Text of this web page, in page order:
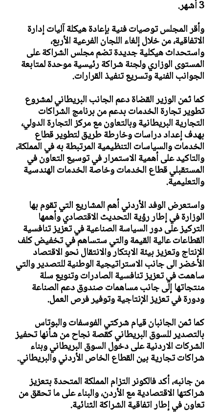
3 أشهر.
وأقر المجلس توصيات فنية بإعادة هيكلة آليات إدارة
الاتفاقية، من خلال إلغاء اللجان الفرعية الأربع،
واستحداث هيكلية جديدة تضم مجلس الشراكة على
المستوى الوزاري ولجنة شراكة رئيسية موحدة لمتابعة
الجوانب الفنية وتسريع تنفيذ القرارات.
كما ثمن الوزير القضاة دعم الجانب البريطاني لمشروع
تطوير تجارة الخدمات بدعم من برنامج الشراكات
التجارية البريطانية وبالتعاون مع مركز التجارة الدولي،
بهدف إعداد دراسات وخارطة طريق لتطوير قطاع
الخدمات والسياسات التنظيمية المرتبطة به في المملكة،
والتاكيد على أهمية الاستمرار في توسيع التعاون في
المستقبلي قطاع الخدمات وخاصة الخدمات الهندسية
والتعليمية.
واستعرض الوفد الأردني أهم المشاريع التي تقوم بها
الوزارة في إطار رؤية التحديث الاقتصادي وأهمها
التركيز على دور السياسة الصناعية في تعزيز تنافسية
القطاعات عالية القيمة والتي ستساهم في تخفيض كلف
الإنتاج وتعزيز بيئة الابتكار والانتقال نحو الاقتصاد
الأخضر الى جانب الاستراتيجية الوطنية للتصدير والتي
ساهمت في تعزيز تنافسية الصادرات وتنويع سلة
منتجاتها إلى جانب مساهمات صندوق دعم الصناعة
ودورة في تعزيز الإنتاجية وتوفير فرص العمل.
كما ثمن الجانبان قيام شركتي الفوسفات والبوتاس
بالتصدير للسوق البريطاني كقصة نجاح من شأنها تحفيز
الشركات الاردنية على دخول السوق البريطاني وبناء
شراكات تجارية بين القطاع الخاص الأردني والبريطاني.
من جانبه، أكد فالكونر التزام المملكة المتحدة بتعزيز
شراكتها الاقتصادية مع الأردن، والبناء على ما تحقق من
تعاون في إطار اتفاقية الشراكة الثنائية.